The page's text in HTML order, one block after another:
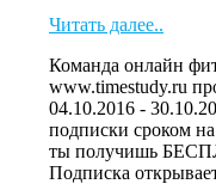
Читать далее..
Команда онлайн
www.timestudy.ru
04.10.2016 -
подписки сроком
ты получишь
Подписка